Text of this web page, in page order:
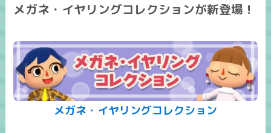
メガネ・イヤリングコレクションが新登場！
メガネ・イヤリングコレクション